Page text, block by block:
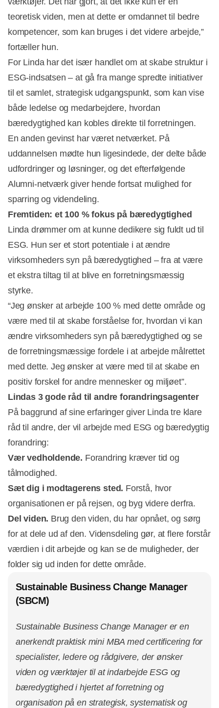
teoretisk viden, men at dette er omdannet til bedre
kompetencer, som kan bruges i det videre arbejde,”
fortæller hun.
For Linda har det især handlet om at skabe struktur i
ESG-indsatsen – at gå fra mange spredte initiativer
til et samlet, strategisk udgangspunkt, som kan vise
både ledelse og medarbejdere, hvordan
bæredygtighed kan kobles direkte til forretningen.
En anden gevinst har været netværket. På
uddannelsen mødte hun ligesindede, der delte både
udfordringer og løsninger, og det efterfølgende
Alumni-netværk giver hende fortsat mulighed for
sparring og videndeling.
Fremtiden: et 100 % fokus på bæredygtighed
Linda drømmer om at kunne dedikere sig fuldt ud til
ESG. Hun ser et stort potentiale i at ændre
virksomheders syn på bæredygtighed – fra at være
et ekstra tiltag til at blive en forretningsmæssig
styrke.
“Jeg ønsker at arbejde 100 % med dette område og
være med til at skabe forståelse for, hvordan vi kan
ændre virksomheders syn på bæredygtighed og se
de forretningsmæssige fordele i at arbejde målrettet
med dette. Jeg ønsker at være med til at skabe en
positiv forskel for andre mennesker og miljøet”.
Lindas 3 gode råd til andre forandringsagenter
På baggrund af sine erfaringer giver Linda tre klare
råd til andre, der vil arbejde med ESG og bæredygtig
forandring:
Vær vedholdende. Forandring kræver tid og
tålmodighed.
Sæt dig i modtagerens sted. Forstå, hvor
organisationen er på rejsen, og byg videre derfra.
Del viden. Brug den viden, du har opnået, og sørg
for at dele ud af den. Vidensdeling gør, at flere forstår
værdien i dit arbejde og kan se de muligheder, der
folder sig ud inden for dette område.
Sustainable Business Change Manager
(SBCM)
Sustainable Business Change Manager er en
anerkendt praktisk mini MBA med certificering for
specialister, ledere og rådgivere, der ønsker
viden og værktøjer til at indarbejde ESG og
bæredygtighed i hjertet af forretning og
organisation på en strategisk, systematisk og